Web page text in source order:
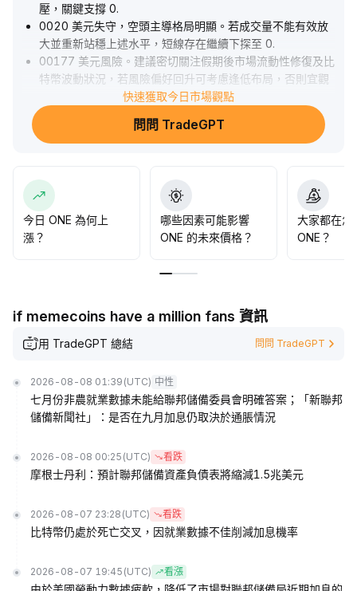
壓，關鍵支撐 0.
0020 美元失守，空頭主導格局明顯。若成交量不能有效放
大並重新站穩上述水平，短線存在繼續下探至 0.
00177 美元風險。建議密切關注假期後市場流動性修復及比
特幣波動狀況，若風險偏好回升可考慮逢低布局，否則宜觀
望為主，防範進一步下行。.
快速獲取今日市場觀點
問問 TradeGPT
今日 ONE 為何上
漲？
哪些因素可能影響
ONE 的未來價格？
大家都在怎
ONE？
if memecoins have a million fans 資訊
用 TradeGPT 總結 問問 TradeGPT
2026-08-08 01:39 (UTC) 中性
七月份非農就業數據未能給聯邦儲備委員會明確答案；「新聯邦
儲備新聞社」：是否在九月加息仍取決於通脹情況
2026-08-08 00:25 (UTC) 看跌
摩根士丹利：預計聯邦儲備資產負債表將縮減1.5兆美元
2026-08-07 23:28 (UTC) 看跌
比特幣仍處於死亡交叉，因就業數據不佳削減加息機率
2026-08-07 19:45 (UTC) 看漲